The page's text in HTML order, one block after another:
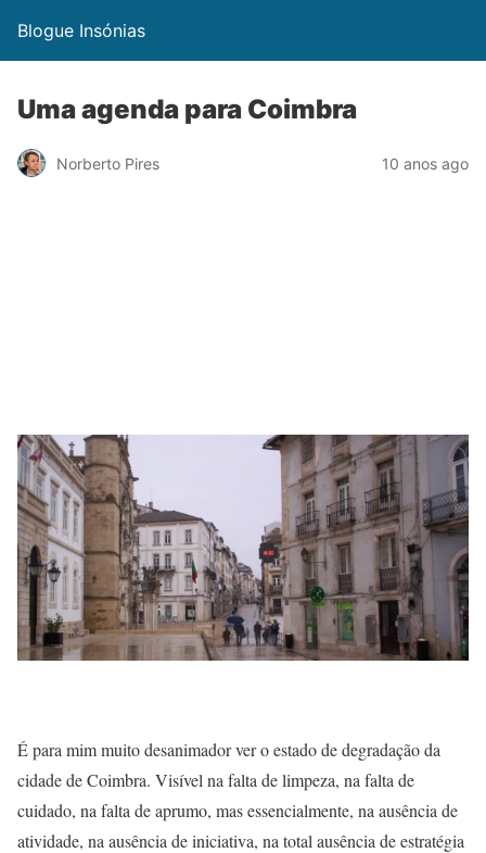
Blogue Insónias
Uma agenda para Coimbra
Norberto Pires 10 anos ago
É para mim muito desanimador ver o estado de degradação da
cidade de Coimbra. Visível na falta de limpeza, na falta de
cuidado, na falta de aprumo, mas essencialmente, na ausência de
atividade, na ausência de iniciativa, na total ausência de estratégia